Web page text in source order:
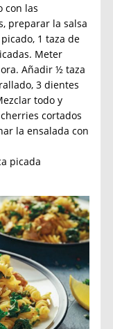
con las
preparar la salsa
1 taza de
Meter
Añadir ½ taza
3 dientes
todo y
cortados
la ensalada con
picada